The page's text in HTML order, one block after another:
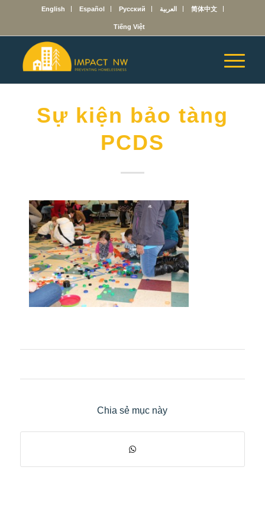
English Español Русский العربية 简体中文
Tiếng Việt
Sự kiện bảo tàng
PCDS
Chia sẻ mục này